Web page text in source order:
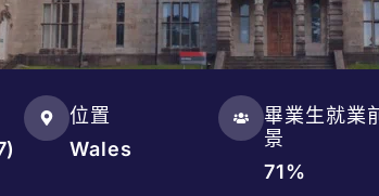
位置
Wales
畢業生就業
景
71%